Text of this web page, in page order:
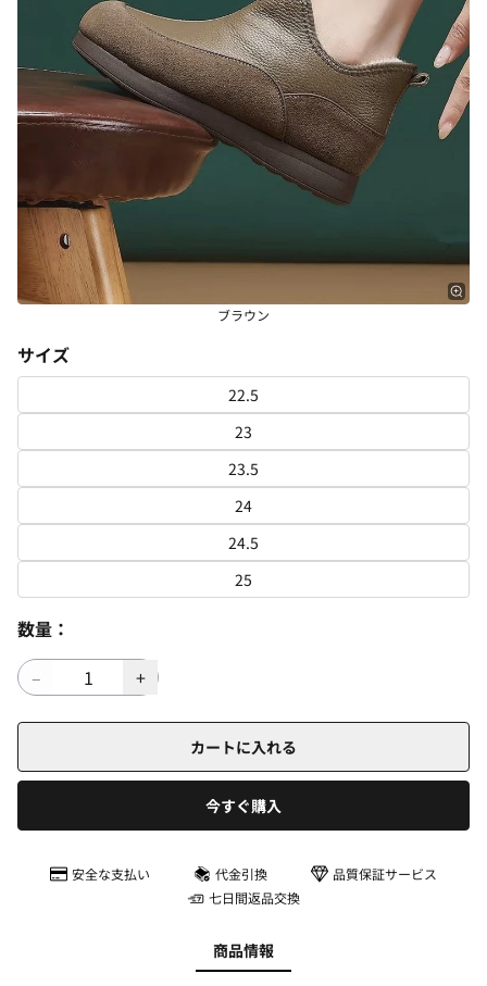
ブラウン
サイズ
22.5
23
23.5
24
24.5
25
数量：
カートに入れる
今すぐ購入
安全な支払い 代金引換
品質保証サービス
七日間返品交換
商品情報